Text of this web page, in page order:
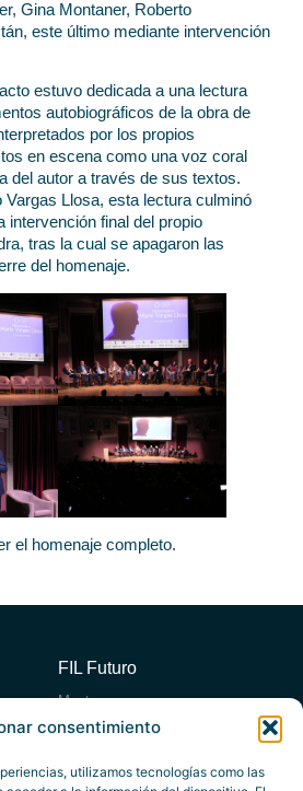
consentimiento
utilizamos tecnologías como las
Gina Montaner, Roberto
este último mediante intervención
estuvo dedicada a una lectura
autobiográficos de la obra de
por los propios
en escena como una voz coral
del autor a través de sus textos.
Vargas Llosa, esta lectura culminó
intervención final del propio
tras la cual se apagaron las
del homenaje.
el homenaje completo.
FIL Futuro
Mentores
Publicaciones